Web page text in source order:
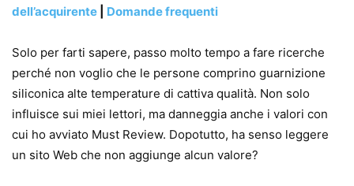
dell’acquirente
Domande frequenti
Solo per farti sapere, passo molto tempo a fare ricerche
perché non voglio che le persone comprino guarnizione
siliconica alte temperature di cattiva qualità. Non solo
influisce sui miei lettori, ma danneggia anche i valori con
cui ho avviato Must Review. Dopotutto, ha senso leggere
un sito Web che non aggiunge alcun valore?